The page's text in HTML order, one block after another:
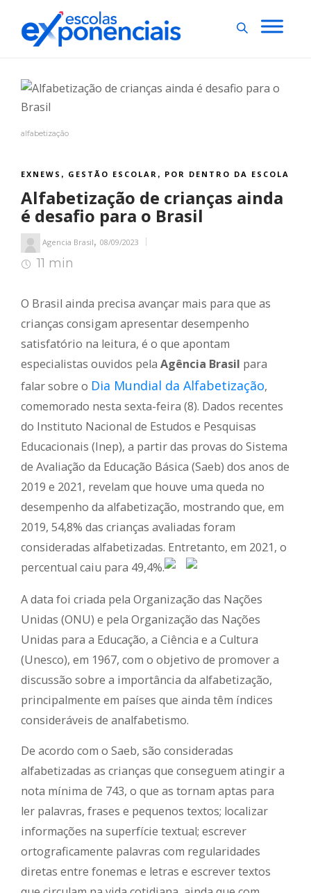
alfabetização
EXNEWS , GESTÃO ESCOLAR , POR DENTRO DA ESCOLA
Alfabetização de crianças ainda
é desafio para o Brasil
Agencia Brasil, 08/09/2023
11 min
O Brasil ainda precisa avançar mais para que as
crianças consigam apresentar desempenho
satisfatório na leitura, é o que apontam
especialistas ouvidos pela Agência Brasil para
falar sobre o Dia Mundial da Alfabetização,
comemorado nesta sexta-feira (8). Dados recentes
do Instituto Nacional de Estudos e Pesquisas
Educacionais (Inep), a partir das provas do Sistema
de Avaliação da Educação Básica (Saeb) dos anos de
2019 e 2021, revelam que houve uma queda no
desempenho da alfabetização, mostrando que, em
2019, 54,8% das crianças avaliadas foram
consideradas alfabetizadas. Entretanto, em 2021, o
percentual caiu para 49,4%.
A data foi criada pela Organização das Nações
Unidas (ONU) e pela Organização das Nações
Unidas para a Educação, a Ciência e a Cultura
(Unesco), em 1967, com o objetivo de promover a
discussão sobre a importância da alfabetização,
principalmente em países que ainda têm índices
consideráveis de analfabetismo.
De acordo com o Saeb, são consideradas
alfabetizadas as crianças que conseguem atingir a
nota mínima de 743, o que as tornam aptas para
ler palavras, frases e pequenos textos; localizar
informações na superfície textual; escrever
ortograficamente palavras com regularidades
diretas entre fonemas e letras e escrever textos